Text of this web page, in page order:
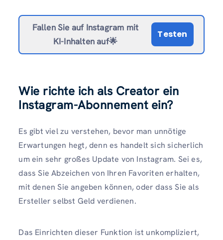
Fallen Sie auf Instagram mit
KI-Inhalten auf🌟
Testen
Wie richte ich als Creator ein
Instagram-Abonnement ein?
Es gibt viel zu verstehen, bevor man unnötige
Erwartungen hegt, denn es handelt sich sicherlich
um ein sehr großes Update von Instagram. Sei es,
dass Sie Abzeichen von Ihren Favoriten erhalten,
mit denen Sie angeben können, oder dass Sie als
Ersteller selbst Geld verdienen.
Das Einrichten dieser Funktion ist unkompliziert,